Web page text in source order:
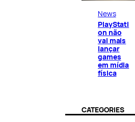
News
PlayStati
on não
vai mais
lançar
games
em mídia
física
CATEGORIES